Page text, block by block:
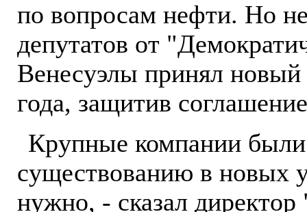
по вопросам нефти. Но
депутатов от
Венесуэлы принял новый
года, защитив
Крупные компании
существованию в новых
нужно, - сказал